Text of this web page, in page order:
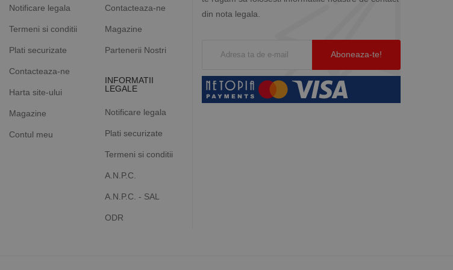
Notificare legala
Termeni si conditii
Plati securizate
Contacteaza-ne
Harta site-ului
Magazine
Contul meu
Contacteaza-ne
Magazine
Partenerii Nostri
INFORMATII
LEGALE
Notificare legala
Plati securizate
Termeni si conditii
A.N.P.C.
A.N.P.C. - SAL
ODR
din nota legala.